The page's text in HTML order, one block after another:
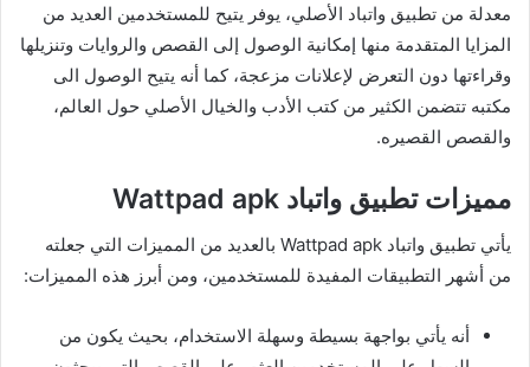
معدلة من تطبيق واتباد الأصلي، يوفر يتيح للمستخدمين العديد من
المزايا المتقدمة منها إمكانية الوصول إلى القصص والروايات وتنزيلها
وقراءتها دون التعرض لإعلانات مزعجة، كما أنه يتيح الوصول الى
مكتبه تتضمن الكثير من كتب الأدب والخيال الأصلي حول العالم،
والقصص القصيره.
مميزات تطبيق واتباد Wattpad apk
يأتي تطبيق واتباد Wattpad apk بالعديد من المميزات التي جعلته
من أشهر التطبيقات المفيدة للمستخدمين، ومن أبرز هذه المميزات:
أنه يأتي بواجهة بسيطة وسهلة الاستخدام، بحيث يكون من